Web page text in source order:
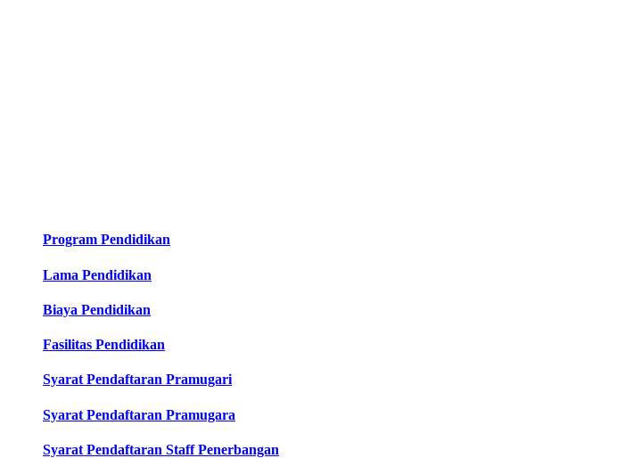
Program Pendidikan
Lama Pendidikan
Biaya Pendidikan
Fasilitas Pendidikan
Syarat Pendaftaran Pramugari
Syarat Pendaftaran Pramugara
Syarat Pendaftaran Staff Penerbangan